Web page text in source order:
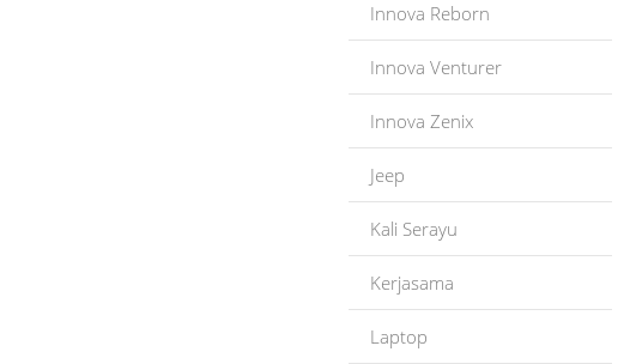
Innova Reborn
Innova Venturer
Innova Zenix
Jeep
Kali Serayu
Kerjasama
Laptop